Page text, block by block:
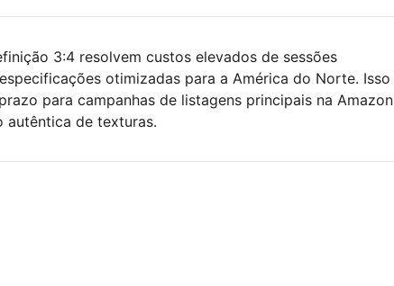
3:4 resolvem custos elevados de sessões
otimizadas para a América do Norte. Isso
para campanhas de listagens principais na Amazon
autêntica de texturas.